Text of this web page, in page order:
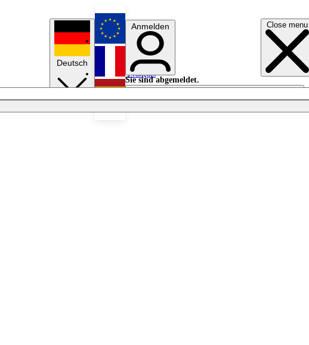
Close menu
Deutsch
English
Français
Anmelden
Sie sind abgemeldet.
Anmelden
Licht aus